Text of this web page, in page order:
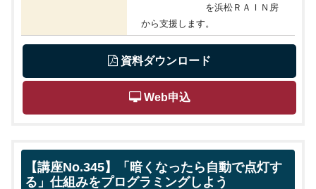
を浜松ＲＡＩＮ房
から支援します。
資料ダウンロード
Web申込
【講座No.345】「暗くなったら自動で点灯す
る」仕組みをプログラミングしよう